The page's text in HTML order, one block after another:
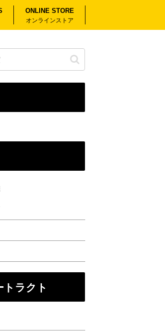
ONLINE STORE
オンラインストア
トラクト